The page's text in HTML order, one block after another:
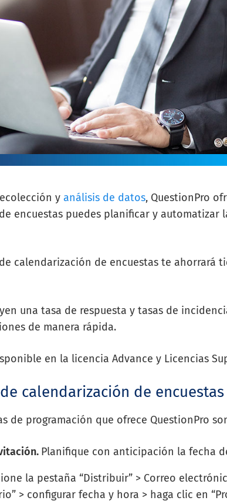
y análisis de datos, QuestionPro
encuestas puedes planificar y automatizar
calendarización de encuestas te ahorrará
una tasa de respuesta y tasas de
de manera rápida.
en la licencia Advance y Licencias
calendarización de encuestas
de programación que ofrece QuestionPro
Planifique con anticipación la fecha
la pestaña “Distribuir” > Correo
> configurar fecha y hora > haga clic en